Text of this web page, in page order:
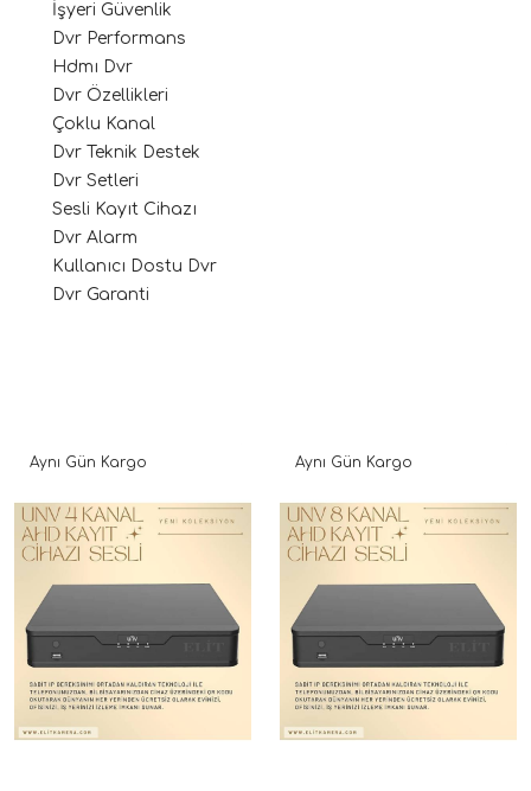
İşyeri Güvenlik
Dvr Performans
Hdmı Dvr
Dvr Özellikleri
Çoklu Kanal
Dvr Teknik Destek
Dvr Setleri
Sesli Kayıt Cihazı
Dvr Alarm
Kullanıcı Dostu Dvr
Dvr Garanti
Aynı Gün Kargo Aynı Gün Kargo